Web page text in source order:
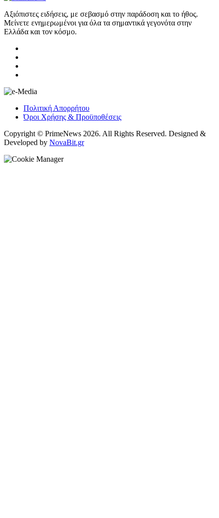
Αξιόπιστες ειδήσεις, με σεβασμό στην παράδοση και το ήθος.
Μείνετε ενημερωμένοι για όλα τα σημαντικά γεγονότα στην
Ελλάδα και τον κόσμο.
Πολιτική Απορρήτου
Όροι Χρήσης & Προϋποθέσεις
Copyright © PrimeNews 2026. All Rights Reserved. Designed &
Developed by NovaBit.gr